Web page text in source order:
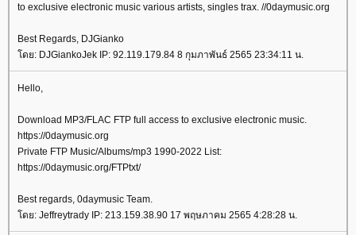
to exclusive electronic music various artists, singles trax. //0daymusic.org
Best Regards, DJGianko
โดย: DJGiankoJek IP: 92.119.179.84 8 กุมภาพันธ์ 2565 23:34:11 น.
Hello,
Download MP3/FLAC FTP full access to exclusive electronic music.
https://0daymusic.org
Private FTP Music/Albums/mp3 1990-2022 List:
https://0daymusic.org/FTPtxt/
Best regards, 0daymusic Team.
โดย: Jeffreytrady IP: 213.159.38.90 17 พฤษภาคม 2565 4:28:28 น.